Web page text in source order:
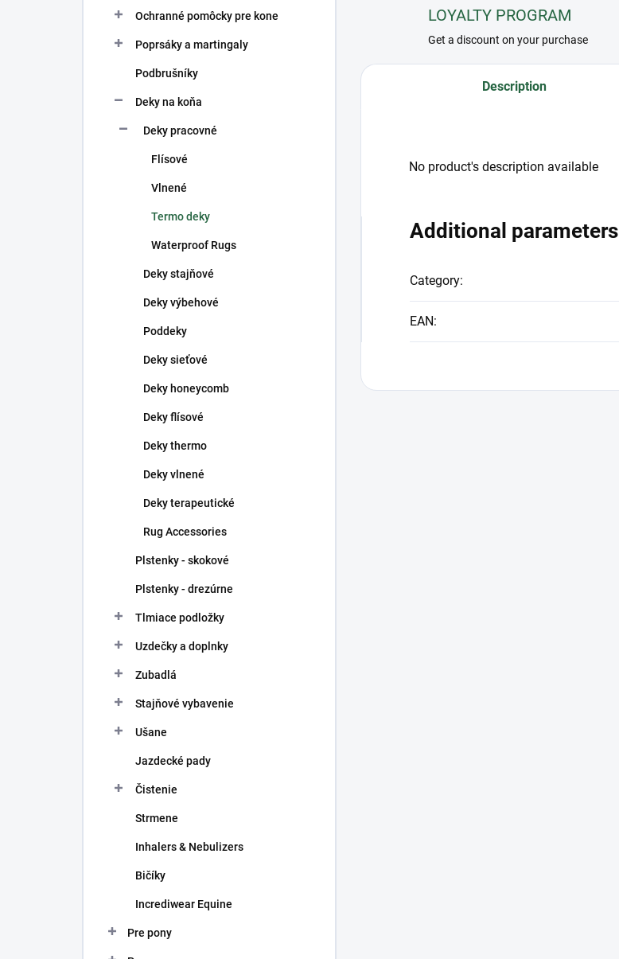
Ochranné pomôcky pre kone
Poprsáky a martingaly
Podbrušníky
Deky na koňa
Deky pracovné
Flísové
Vlnené
Termo deky
Waterproof Rugs
Deky stajňové
Deky výbehové
Poddeky
Deky sieťové
Deky honeycomb
Deky flísové
Deky thermo
Deky vlnené
Deky terapeutické
Rug Accessories
Plstenky - skokové
Plstenky - drezúrne
Tlmiace podložky
Uzdečky a doplnky
Zubadlá
Stajňové vybavenie
Ušane
Jazdecké pady
Čistenie
Strmene
Inhalers & Nebulizers
Bičíky
Incrediwear Equine
Pre pony
LOYALTY PROGRAM
Get a discount on your purchase
Description
No product's description available
Additional parameters
Category:
EAN: